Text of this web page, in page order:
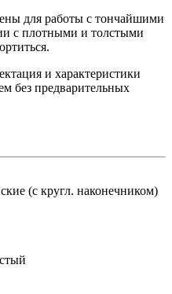
для работы с тончайшими
с плотными и толстыми
и характеристики
без предварительных
(с кругл. наконечником)